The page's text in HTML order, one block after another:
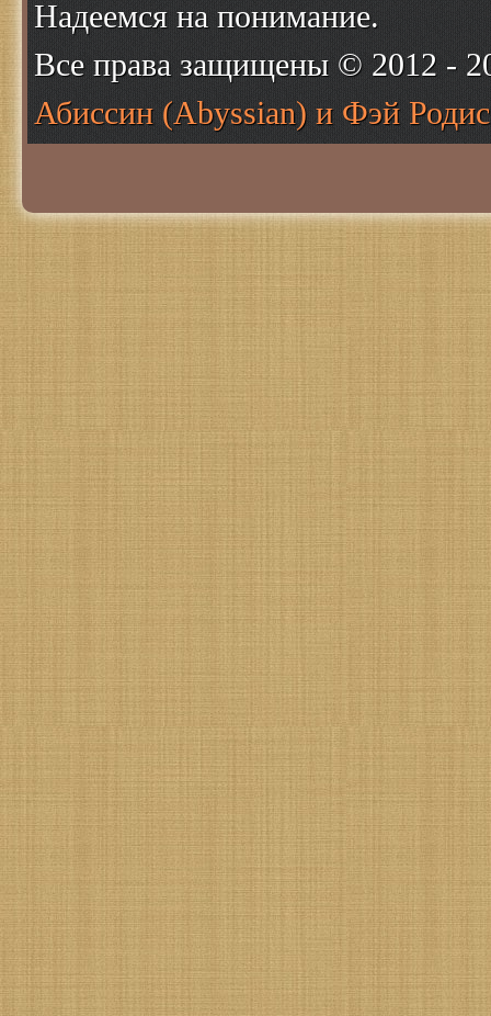
Надеемся на понимание.
Все права защищены © 2012 -
Абиссин (Abyssian) и Фэй